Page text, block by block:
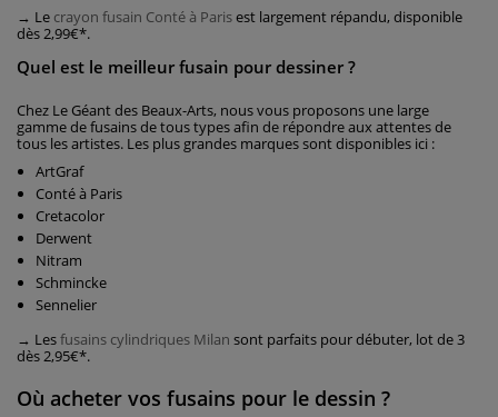
→ Le crayon fusain Conté à Parisest largement répandu, disponible
dès 2,99€*.
Quel est le meilleur fusain pour dessiner ?
Chez Le Géant des Beaux-Arts, nous vous proposons une large
gamme de fusains de tous types afin de répondre aux attentes de
tous les artistes. Les plus grandes marques sont disponibles ici :
ArtGraf
Conté à Paris
Cretacolor
Derwent
Nitram
Schmincke
Sennelier
→ Lesfusains cylindriques Milan sont parfaits pour débuter, lot de 3
dès 2,95€*.
Où acheter vos fusains pour le dessin ?